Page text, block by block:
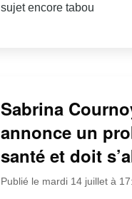
sujet encore tabou
Sabrina
annonce un
santé et doit
Publié le mardi 14 juillet à